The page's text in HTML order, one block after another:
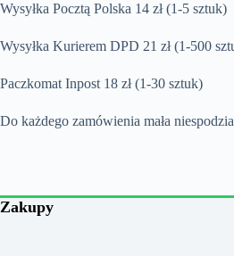
Wysyłka Pocztą Polska 14 zł (1-5 sztuk)
Wysyłka Kurierem DPD 21 zł (1-500
Paczkomat Inpost 18 zł (1-30 sztuk)
Do każdego zamówienia mała
Zakupy